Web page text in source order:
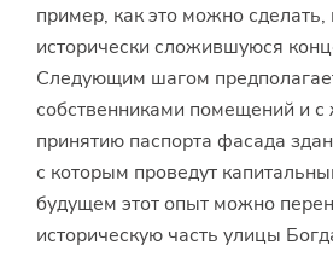
пример, как это можно сделать,
исторически сложившуюся
Следующим шагом
собственниками помещений и
принятию паспорта фасада
с которым проведут
будущем этот опыт можно
историческую часть улицы